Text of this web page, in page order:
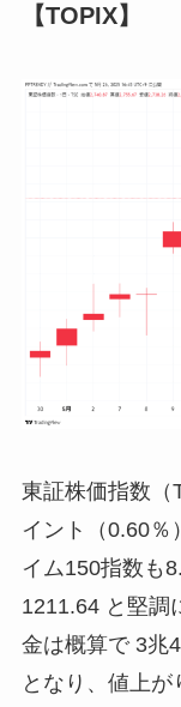
【TOPIX】
東証株価指数（
イント（0.60％
イム150指数も
1211.64 と堅調
金は概算で 3兆
となり、値上